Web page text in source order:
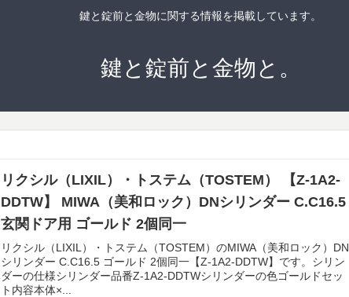
鍵と錠前と金物に関する情報を掲載しています。
鍵と錠前と金物と。
リクシル（LIXIL）・トステム（TOSTEM） 【Z-1A2-
DDTW】 MIWA（美和ロック）DNシリンダー C.C16.5
玄関ドア用 ゴールド 2個同一
リクシル（LIXIL）・トステム（TOSTEM）のMIWA（美和ロック）DN
シリンダー C.C16.5 ゴールド 2個同一【Z-1A2-DDTW】です。シリン
ダーの仕様シリンダー品番Z-1A2-DDTWシリンダーの色ゴールドセッ
ト内容本体×...